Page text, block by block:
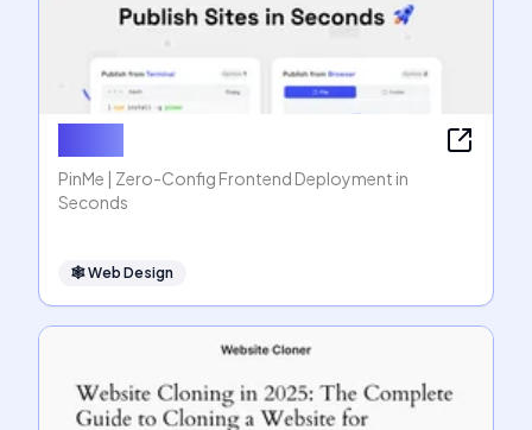
PinMe | Zero-Config Frontend Deployment in
Seconds
🕸Web Design